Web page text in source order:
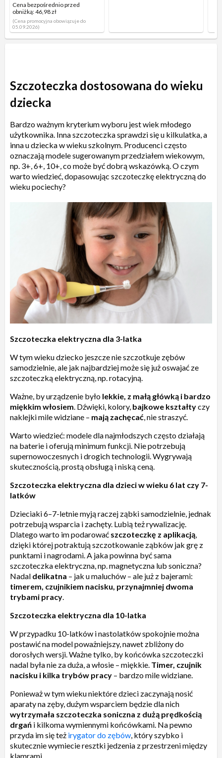
Cena bezpośrednio przed
obniżką:46,98 zł
(Cena promocyjna obowiązuje do
05.09.2026)
Szczoteczka dostosowana do wieku
dziecka
Bardzo ważnym kryterium wyboru jest wiek młodego
użytkownika. Inna szczoteczka sprawdzi się u kilkulatka, a
inna u dziecka w wieku szkolnym. Producenci często
oznaczają modele sugerowanym przedziałem wiekowym,
np. 3+, 6+, 10+, co może być dobrą wskazówką. O czym
warto wiedzieć, dopasowując szczoteczkę elektryczną do
wieku pociechy?
Szczoteczka elektryczna dla 3-latka
W tym wieku dziecko jeszcze nie szczotkuje zębów
samodzielnie, ale jak najbardziej może się już oswajać ze
szczoteczką elektryczną, np. rotacyjną.
Ważne, by urządzenie było lekkie, z małą główką i bardzo
miękkim włosiem . Dźwięki, kolory, bajkowe kształtyczy
naklejki mile widziane – mają zachęcać , nie straszyć.
Warto wiedzieć: modele dla najmłodszych często działają
na baterie i oferują minimum funkcji. Nie potrzebują
supernowoczesnych i drogich technologii. Wygrywają
skutecznością, prostą obsługą i niską ceną.
Szczoteczka elektryczna dla dzieci w wieku 6 lat czy 7-
latków
Dzieciaki 6–7-letnie myją raczej ząbki samodzielnie, jednak
potrzebują wsparcia i zachęty. Lubią też rywalizację.
Dlatego warto im podarować szczoteczkę z aplikacją
dzięki której potraktują szczotkowanie ząbków jak grę z
punktami i nagrodami. A jaka powinna być sama
szczoteczka elektryczna, np. magnetyczna lub soniczna?
Nadal delikatna – jak u maluchów – ale już z bajerami:
timerem, czujnikiem nacisku, przynajmniej dwoma
trybami pracy
Szczoteczka elektryczna dla 10-latka
W przypadku 10-latków i nastolatków spokojnie można
postawić na model poważniejszy, nawet zbliżony do
dorosłych wersji. Ważne tylko, by końcówka szczoteczki
nadal była nie za duża, a włosie – miękkie. Timer, czujnik
nacisku i kilka trybów pracy – bardzo mile widziane.
Ponieważ w tym wieku niektóre dzieci zaczynają nosić
aparaty na zęby, dużym wsparciem będzie dla nich
wytrzymała szczoteczka soniczna z dużą prędkością
drgań i kilkoma wymiennymi końcówkami. Na pewno
przyda im się też irygator do zębów , który szybko i
skutecznie wymiecie resztki jedzenia z przestrzeni między
klamrami.